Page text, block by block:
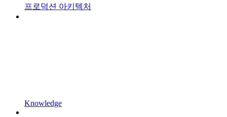
프로덕션 아키텍처
Knowledge